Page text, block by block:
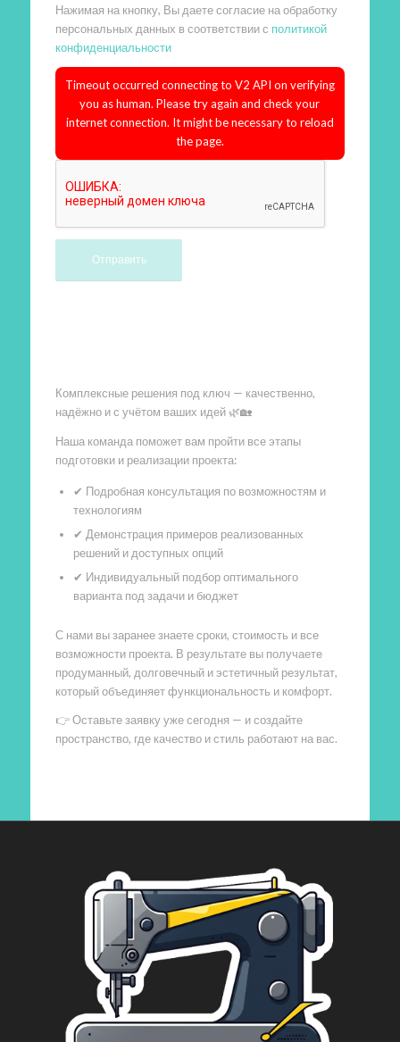
Нажимая на кнопку, Вы даете согласие на обработку
персональных данных в соответствии с политикой
конфиденциальности
Timeout occurred connecting to V2 API on verifying
you as human. Please try again and check your
internet connection. It might be necessary to reload
the page.
Комплексные решения под ключ — качественно,
надёжно и с учётом ваших идей 🌿🏡
Наша команда поможет вам пройти все этапы
подготовки и реализации проекта:
✔ Подробная консультация по возможностям и
технологиям
✔ Демонстрация примеров реализованных
решений и доступных опций
✔ Индивидуальный подбор оптимального
варианта под задачи и бюджет
С нами вы заранее знаете сроки, стоимость и все
возможности проекта. В результате вы получаете
продуманный, долговечный и эстетичный результат,
который объединяет функциональность и комфорт.
👉 Оставьте заявку уже сегодня — и создайте
пространство, где качество и стиль работают на вас.